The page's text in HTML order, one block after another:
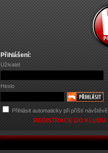
Přihlášení:
Uživatel
Heslo
Přihlásit automaticky při příští návštěvě
REGISTRACE DO KLUBU